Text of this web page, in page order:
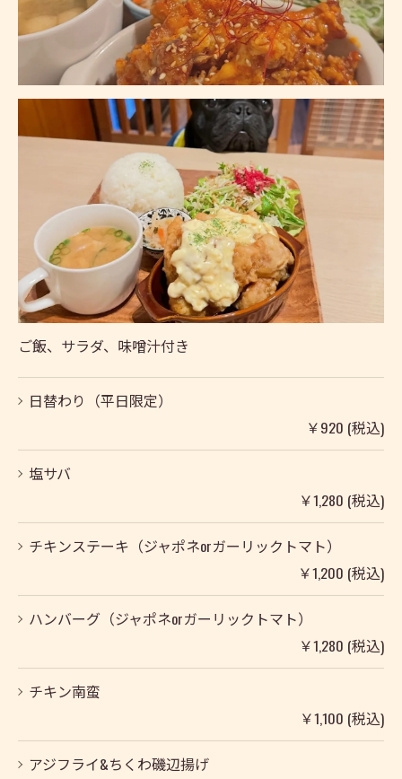
ご飯、サラダ、味噌汁付き
日替わり（平日限定）
￥920 (税込)
塩サバ
￥1,280 (税込)
チキンステーキ（ジャポネorガーリックトマト）
￥1,200 (税込)
ハンバーグ（ジャポネorガーリックトマト）
￥1,280 (税込)
チキン南蛮
￥1,100 (税込)
アジフライ&ちくわ磯辺揚げ